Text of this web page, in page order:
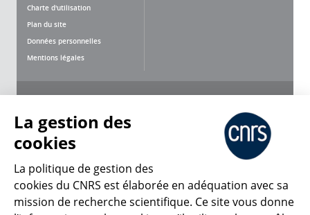
Charte d'utilisation
Plan du site
Données personnelles
Mentions légales
CNRS Le Mag
La gestion des
cookies
La politique de gestion des
cookies du CNRS est élaborée en adéquation avec sa
mission de recherche scientifique. Ce site vous donne